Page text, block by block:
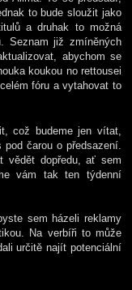
to bude sloužit jako
a druhak to možná
Seznam již zmíněných
abychom se
koukou no rettousei
fóru a vytahovat to
což budeme jen vítat,
čarou o předsazení.
vědět dopředu, ať sem
vám tak ten týdenní
sem házeli reklamy
Na verbíři to může
určitě najít potenciální